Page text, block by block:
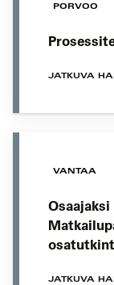
PORVOO
JATKUVA
VANTAA
JATKUVA